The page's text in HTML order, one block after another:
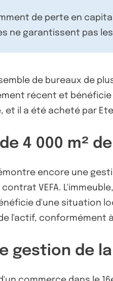
de perte en
ne garantissent pas
de bureaux de
récent et
et il a été acheté par
4 000 m²
encore une
contrat VEFA.
d'une
l'actif,
gestion de